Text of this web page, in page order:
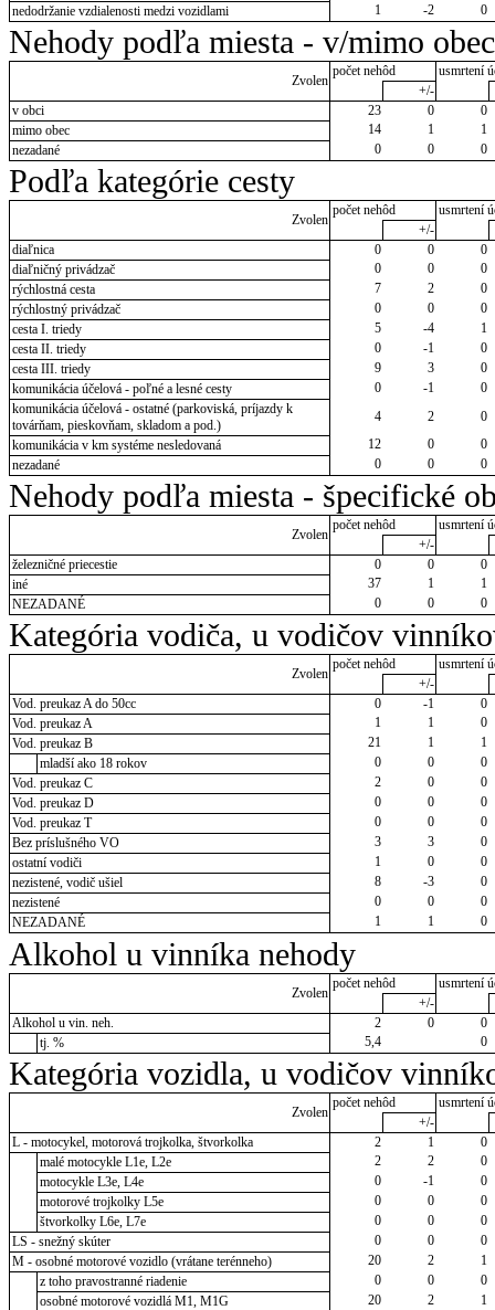
nedodržanie vzdialenosti medzi vozidlami
1 -2 0
Nehody podľa miesta - v/mimo obec
Zvolen
počet nehôd
usmrtení
+/-
v obci
23 0
0
mimo obec
14 1
1
nezadané
0 0 0
Podľa kategórie cesty
Zvolen
počet nehôd
usmrtení
+/-
diaľnica
0 0
0
diaľničný privádzač
0 0
0
rýchlostná cesta
7 2
0
rýchlostný privádzač
0 0
0
cesta I. triedy
5 -4
1
cesta II. triedy
0 -1
0
cesta III. triedy
9 3
0
komunikácia účelová - poľné a lesné cesty
0 -1
0
komunikácia účelová - ostatné (parkoviská, príjazdy k
továrňam, pieskovňam, skladom a pod.)
4 2
0
komunikácia v km systéme nesledovaná
12 0
0
nezadané
0 0 0
Nehody podľa miesta - špecifické
Zvolen
počet nehôd
usmrtení
+/-
železničné priecestie
0 0
0
iné
37 1
1
NEZADANÉ
0 0 0
Kategória vodiča, u vodičov
Zvolen
počet nehôd
usmrtení
+/-
Vod. preukaz A do 50cc
0 -1
0
Vod. preukaz A
1 1
0
Vod. preukaz B
21 1
1
mladší ako 18 rokov
0 0
0
Vod. preukaz C
2 0
0
Vod. preukaz D
0 0
0
Vod. preukaz T
0 0
0
Bez príslušného VO
3 3
0
ostatní vodiči
1 0
0
nezistené, vodič ušiel
8 -3
0
nezistené
0 0
0
NEZADANÉ
1 1 0
Alkohol u vinníka nehody
Zvolen
počet nehôd
usmrtení
+/-
Alkohol u vin. neh.
2 0
0
tj. %
5,4 0
Kategória vozidla, u vodičov
Zvolen
počet nehôd
usmrtení
+/-
L - motocykel, motorová trojkolka, štvorkolka
2 1
0
malé motocykle L1e, L2e
2 2
0
motocykle L3e, L4e
0 -1
0
motorové trojkolky L5e
0 0
0
štvorkolky L6e, L7e
0 0
0
LS - snežný skúter
0 0
0
M - osobné motorové vozidlo (vrátane terénneho)
20 2
1
z toho pravostranné riadenie
0 0
0
osobné motorové vozidlá M1, M1G
20 2
1